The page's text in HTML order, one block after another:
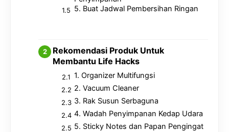
5. Buat Jadwal Pembersihan Ringan
Rekomendasi Produk Untuk
Membantu Life Hacks
1. Organizer Multifungsi
2. Vacuum Cleaner
3. Rak Susun Serbaguna
4. Wadah Penyimpanan Kedap Udara
5. Sticky Notes dan Papan Pengingat